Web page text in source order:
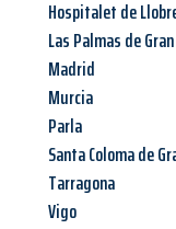
Hospitalet de
Las Palmas de
Madrid
Murcia
Parla
Santa Coloma de
Tarragona
Vigo